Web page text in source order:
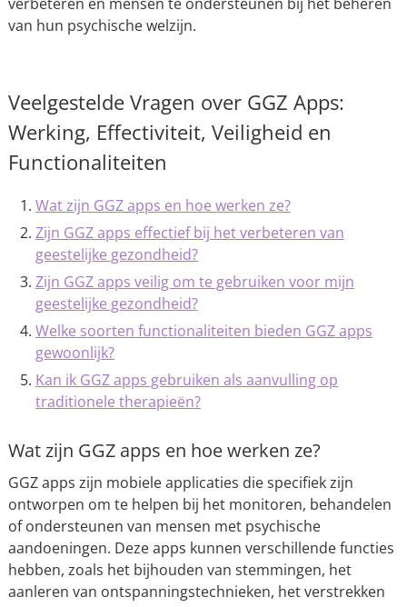
verbeteren en mensen te ondersteunen bij het beheren
van hun psychische welzijn.
Veelgestelde Vragen over GGZ Apps:
Werking, Effectiviteit, Veiligheid en
Functionaliteiten
Wat zijn GGZ apps en hoe werken ze?
Zijn GGZ apps effectief bij het verbeteren van
geestelijke gezondheid?
Zijn GGZ apps veilig om te gebruiken voor mijn
geestelijke gezondheid?
Welke soorten functionaliteiten bieden GGZ apps
gewoonlijk?
Kan ik GGZ apps gebruiken als aanvulling op
traditionele therapieën?
Wat zijn GGZ apps en hoe werken ze?
GGZ apps zijn mobiele applicaties die specifiek zijn
ontworpen om te helpen bij het monitoren, behandelen
of ondersteunen van mensen met psychische
aandoeningen. Deze apps kunnen verschillende functies
hebben, zoals het bijhouden van stemmingen, het
aanleren van ontspanningstechnieken, het verstrekken